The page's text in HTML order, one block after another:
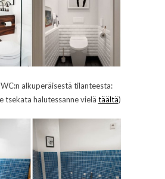
WC:n alkuperäisestä tilanteesta:
tsekata halutessanne vielä täältä)